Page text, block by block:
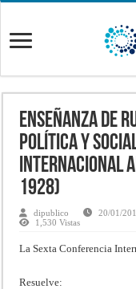
Enseñanza de
política y
Internacional
1928)
dipublico 20/01/
1,530 Vistas
La Sexta Conferencia
Resuelve: